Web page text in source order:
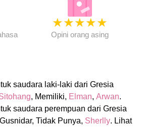
★★★★★
Opini orang asing
saudara laki-laki dari Gresia
, Memiliki, Elman, Arwan.
saudara perempuan dari Gresia
Tidak Punya, Sherlly. Lihat